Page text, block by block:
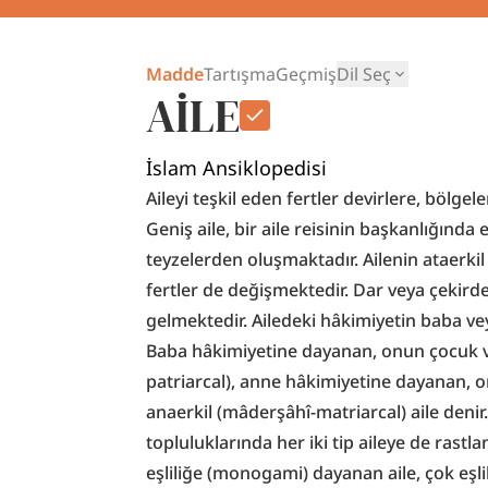
MaddeTartışmaGeçmişDil Seç
AİLE
İslam Ansiklopedisi
Aileyi teşkil eden fertler devirlere,
Geniş aile, bir aile reisinin
teyzelerden oluşmaktadır. Ailenin
fertler de değişmektedir. Dar veya
gelmektedir. Ailedeki hâkimiyetin baba
Baba hâkimiyetine dayanan, onun çocuk
patriarcal), anne hâkimiyetine dayanan,
anaerkil (mâderşâhî-matriarcal) aile
topluluklarında her iki tip aileye de
eşliliğe (monogami) dayanan aile, çok